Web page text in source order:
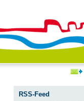
RSS-Feed